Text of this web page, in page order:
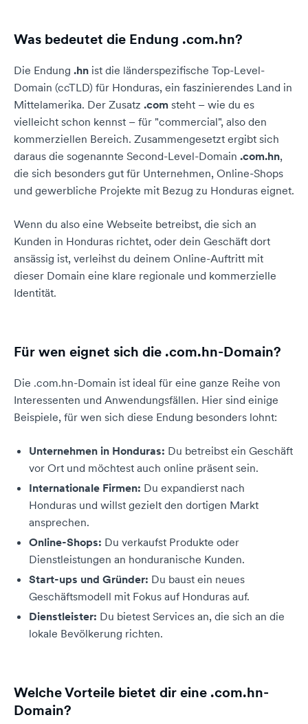
Was bedeutet die Endung .com.hn?
Die Endung .hn ist die länderspezifische Top-Level-
Domain (ccTLD) für Honduras, ein faszinierendes Land in
Mittelamerika. Der Zusatz .com steht – wie du es
vielleicht schon kennst – für "commercial", also den
kommerziellen Bereich. Zusammengesetzt ergibt sich
daraus die sogenannte Second-Level-Domain .com.hn,
die sich besonders gut für Unternehmen, Online-Shops
und gewerbliche Projekte mit Bezug zu Honduras eignet.
Wenn du also eine Webseite betreibst, die sich an
Kunden in Honduras richtet, oder dein Geschäft dort
ansässig ist, verleihst du deinem Online-Auftritt mit
dieser Domain eine klare regionale und kommerzielle
Identität.
Für wen eignet sich die .com.hn-Domain?
Die .com.hn-Domain ist ideal für eine ganze Reihe von
Interessenten und Anwendungsfällen. Hier sind einige
Beispiele, für wen sich diese Endung besonders lohnt:
Unternehmen in Honduras: Du betreibst ein Geschäft
vor Ort und möchtest auch online präsent sein.
Internationale Firmen: Du expandierst nach
Honduras und willst gezielt den dortigen Markt
ansprechen.
Online-Shops: Du verkaufst Produkte oder
Dienstleistungen an honduranische Kunden.
Start-ups und Gründer: Du baust ein neues
Geschäftsmodell mit Fokus auf Honduras auf.
Dienstleister: Du bietest Services an, die sich an die
lokale Bevölkerung richten.
Welche Vorteile bietet dir eine .com.hn-
Domain?